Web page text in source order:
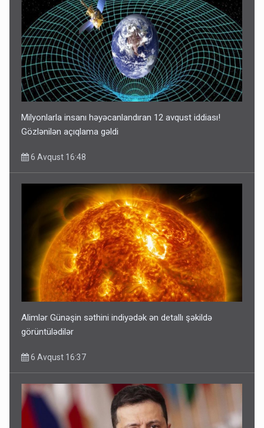
Milyonlarla insanı həyəcanlandıran 12 avqust iddiası!
Gözlənilən açıqlama gəldi
6 Avqust 16:48
Alimlər Günəşin səthini indiyədək ən detallı şəkildə
görüntülədilər
6 Avqust 16:37